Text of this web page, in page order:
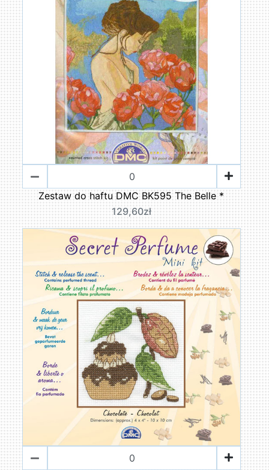
Zestaw do haftu DMC BK595 The Belle *
129,60zł